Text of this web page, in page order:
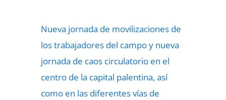
Nueva jornada de movilizaciones de
los trabajadores del campo y nueva
jornada de caos circulatorio en el
centro de la capital palentina, así
como en las diferentes vías de